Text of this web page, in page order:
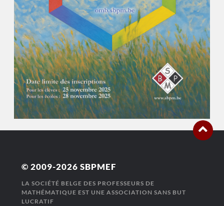
© 2009-2026 SBPMEF
LA SOCIÉTÉ BELGE DES PROFESSEURS DE
MATHÉMATIQUE EST UNE ASSOCIATION SANS BUT
LUCRATIF